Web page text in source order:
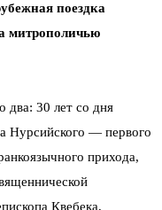
поездка
митрополичью
два: 30 лет со дня
Нурсийского — первого
прихода,
Квебека,